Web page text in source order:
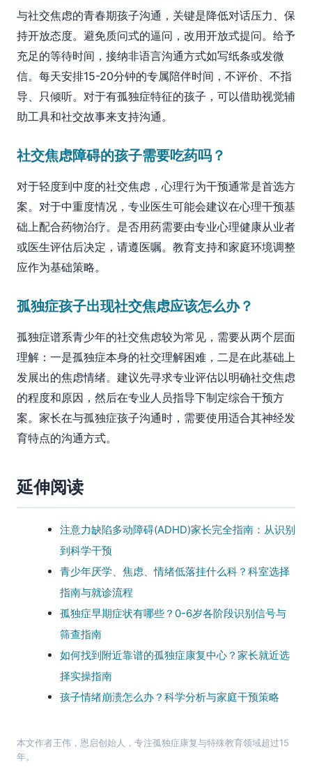
与社交焦虑的青春期孩子沟通，关键是降低对话压力、保
持开放态度。避免质问式的逼问，改用开放式提问。给予
充足的等待时间，接纳非语言沟通方式如写纸条或发微
信。每天安排15-20分钟的专属陪伴时间，不评价、不指
导、只倾听。对于有孤独症特征的孩子，可以借助视觉辅
助工具和社交故事来支持沟通。
社交焦虑障碍的孩子需要吃药吗？
对于轻度到中度的社交焦虑，心理行为干预通常是首选方
案。对于中重度情况，专业医生可能会建议在心理干预基
础上配合药物治疗。是否用药需要由专业心理健康从业者
或医生评估后决定，请遵医嘱。教育支持和家庭环境调整
应作为基础策略。
孤独症孩子出现社交焦虑应该怎么办？
孤独症谱系青少年的社交焦虑较为常见，需要从两个层面
理解：一是孤独症本身的社交理解困难，二是在此基础上
发展出的焦虑情绪。建议先寻求专业评估以明确社交焦虑
的程度和原因，然后在专业人员指导下制定综合干预方
案。家长在与孤独症孩子沟通时，需要使用适合其神经发
育特点的沟通方式。
延伸阅读
注意力缺陷多动障碍(ADHD)家长完全指南：从识别
到科学干预
青少年厌学、焦虑、情绪低落挂什么科？科室选择
指南与就诊流程
孤独症早期症状有哪些？0-6岁各阶段识别信号与
筛查指南
如何找到附近靠谱的孤独症康复中心？家长就近选
择实操指南
孩子情绪崩溃怎么办？科学分析与家庭干预策略
本文作者王伟 ， 恩启创始人，专注孤独症康复与特殊教育领域超过15
年。